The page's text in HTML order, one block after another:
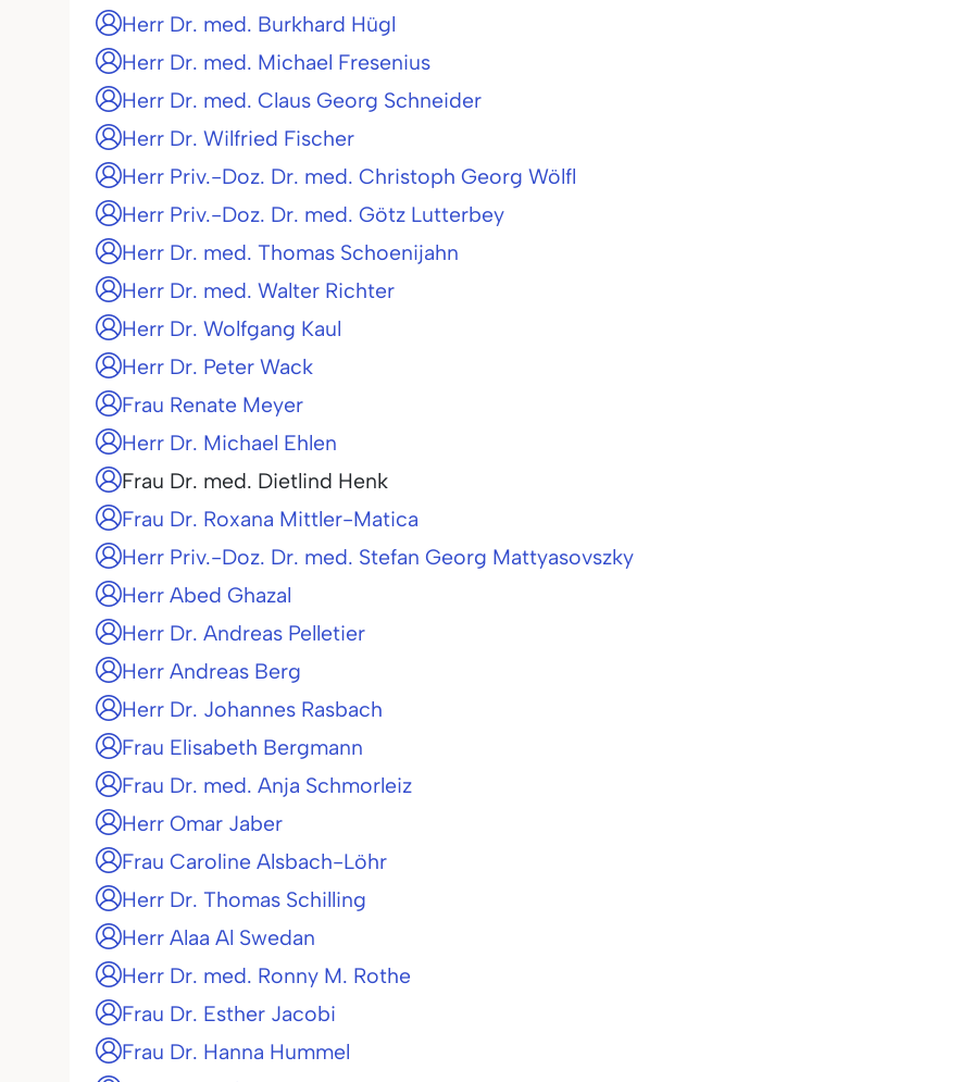
Herr Dr. med. Burkhard Hügl
Herr Dr. med. Michael Fresenius
Herr Dr. med. Claus Georg Schneider
Herr Dr. Wilfried Fischer
Herr Priv.-Doz. Dr. med. Christoph Georg Wölfl
Herr Priv.-Doz. Dr. med. Götz Lutterbey
Herr Dr. med. Thomas Schoenijahn
Herr Dr. med. Walter Richter
Herr Dr. Wolfgang Kaul
Herr Dr. Peter Wack
Frau Renate Meyer
Herr Dr. Michael Ehlen
Frau Dr. med. Dietlind Henk
Frau Dr. Roxana Mittler-Matica
Herr Priv.-Doz. Dr. med. Stefan Georg Mattyasovszky
Herr Abed Ghazal
Herr Dr. Andreas Pelletier
Herr Andreas Berg
Herr Dr. Johannes Rasbach
Frau Elisabeth Bergmann
Frau Dr. med. Anja Schmorleiz
Herr Omar Jaber
Frau Caroline Alsbach-Löhr
Herr Dr. Thomas Schilling
Herr Alaa Al Swedan
Herr Dr. med. Ronny M. Rothe
Frau Dr. Esther Jacobi
Frau Dr. Hanna Hummel